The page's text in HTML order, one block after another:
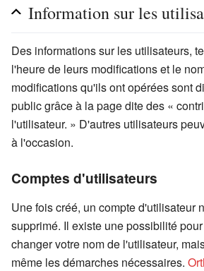
Information sur les
Des informations sur les utilisateurs,
l'heure de leurs modifications et le
modifications qu'ils ont opérées sont
public grâce à la page dite des «
l'utilisateur. » D'autres utilisateurs
à l'occasion.
Comptes d'utilisateurs
Une fois créé, un compte d'utilisateur
supprimé. Il existe une possibilité
changer votre nom de l'utilisateur,
même les démarches nécessaires.